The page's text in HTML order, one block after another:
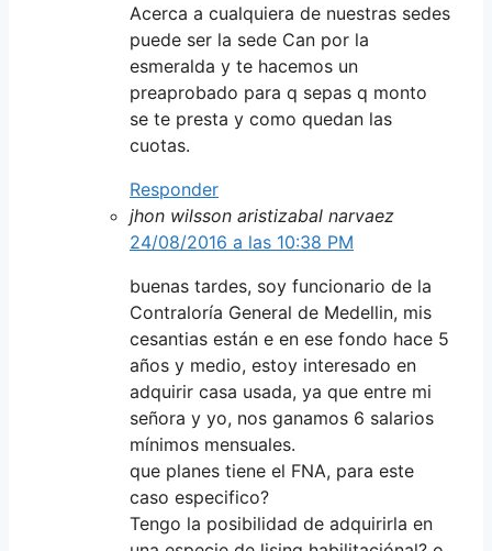
Acerca a cualquiera de nuestras sedes
puede ser la sede Can por la
esmeralda y te hacemos un
preaprobado para q sepas q monto
se te presta y como quedan las
cuotas.
Responder
jhon wilsson aristizabal narvaez
24/08/2016 a las 10:38 PM
buenas tardes, soy funcionario de la
Contraloría General de Medellin, mis
cesantias están e en ese fondo hace 5
años y medio, estoy interesado en
adquirir casa usada, ya que entre mi
señora y yo, nos ganamos 6 salarios
mínimos mensuales.
que planes tiene el FNA, para este
caso especifico?
Tengo la posibilidad de adquirirla en